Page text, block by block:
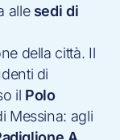
alle sedi di
della città. Il
di
il Polo
Messina: agli